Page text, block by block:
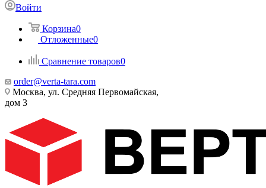
Войти
Корзина0
Отложенные0
Сравнение товаров0
order@verta-tara.com
Москва, ул. Средняя Первомайская,
дом 3